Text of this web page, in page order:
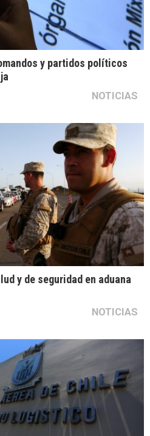
y partidos políticos
NOTICIAS
y de seguridad en aduana
NOTICIAS